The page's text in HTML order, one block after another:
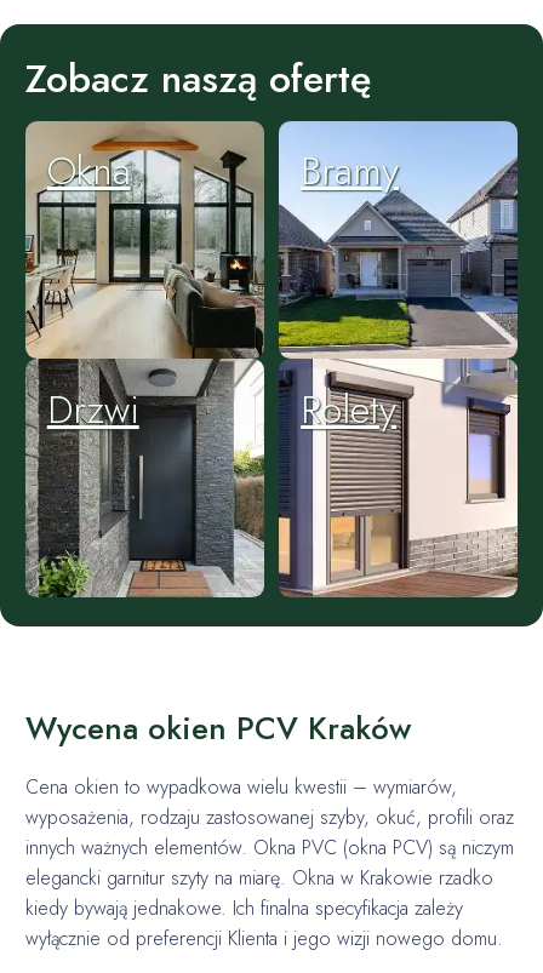
Zobacz naszą ofertę
Okna
Bramy
Drzwi Rolety
Wycena okien PCV Kraków
Cena okien to wypadkowa wielu kwestii – wymiarów,
wyposażenia, rodzaju zastosowanej szyby, okuć, profili oraz
innych ważnych elementów. Okna PVC (okna PCV) są niczym
elegancki garnitur szyty na miarę. Okna w Krakowie rzadko
kiedy bywają jednakowe. Ich finalna specyfikacja zależy
wyłącznie od preferencji Klienta i jego wizji nowego domu.